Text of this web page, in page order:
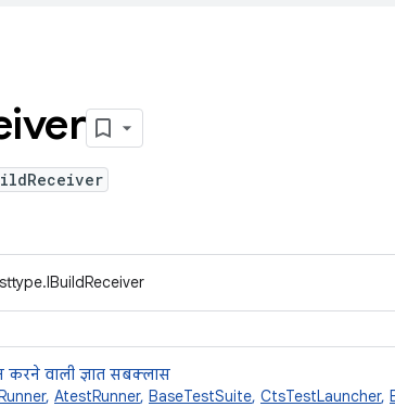
वाली ज्ञात सबक्लास
, AtestRunner, BaseTestSuite, CtsTestLauncher,